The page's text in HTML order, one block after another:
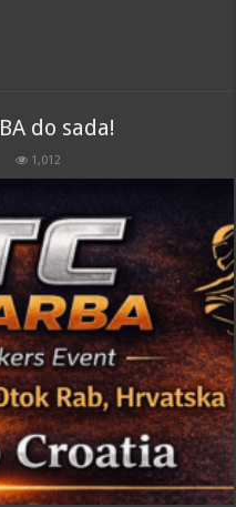
do sada!
1,012